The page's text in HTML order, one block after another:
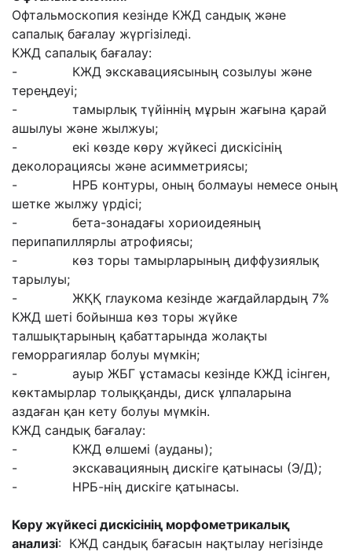
Офтальмоскопия кезінде КЖД сандық және
сапалық бағалау жүргізіледі.
КЖД сапалық бағалау:
- КЖД экскавациясының созылуы және
тереңдеуі;
- тамырлық түйіннің мұрын жағына қарай
ашылуы және жылжуы;
- екі көзде көру жүйкесі дискісінің
деколорациясы және асимметриясы;
- НРБ контуры, оның болмауы немесе оның
шетке жылжу үрдісі;
- бета-зонадағы хориоидеяның
перипапиллярлы атрофиясы;
- көз торы тамырларының диффузиялық
тарылуы;
- ЖҚҚ глаукома кезінде жағдайлардың 7%
КЖД шеті бойынша көз торы жүйке
талшықтарының қабаттарында жолақты
геморрагиялар болуы мүмкін;
- ауыр ЖБГ ұстамасы кезінде КЖД ісінген,
көктамырлар толыққанды, диск ұлпаларына
аздаған қан кету болуы мүмкін.
КЖД сандық бағалау:
- КЖД өлшемі (ауданы);
- экскавацияның дискіге қатынасы (Э/Д);
- НРБ-нің дискіге қатынасы.
Көру жүйкесі дискісінің морфометрикалық
анализі: КЖД сандық бағасын нақтылау негізінде